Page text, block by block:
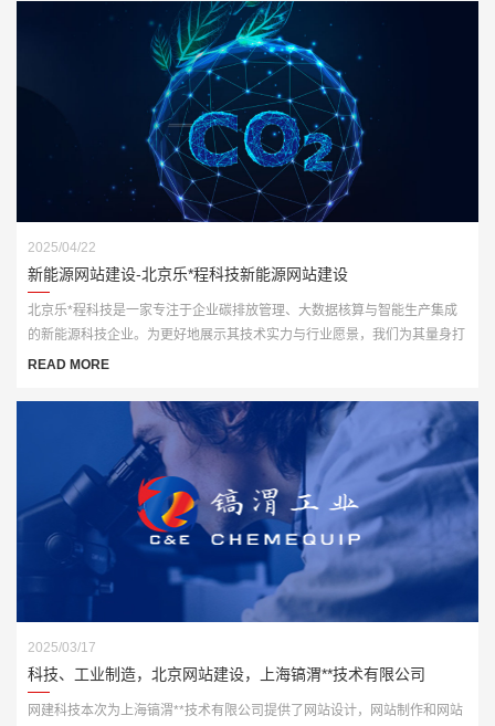
2025/04/22
新能源网站建设-北京乐*程科技新能源网站建设
北京乐*程科技是一家专注于企业碳排放管理、大数据核算与智能生产集成
的新能源科技企业。为更好地展示其技术实力与行业愿景，我们为其量身打
造了一套高端、智能化的官方网站解决方案，全面赋能品牌数字化形象升
READ MORE
2025/03/17
科技、工业制造，北京网站建设，上海镐渭**技术有限公司
网建科技本次为上海镐渭**技术有限公司提供了网站设计，网站制作和网站